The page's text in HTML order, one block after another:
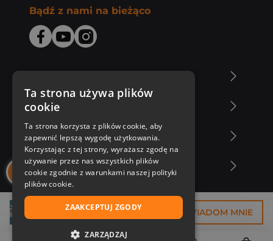
16,88 zł POWIADOM MNIE
Bądź z nami na bieżąco
Zakupy u nas
Nasza oferta
Nasi autorzy
Ta strona używa plików
cookie
Ta strona korzysta z plików cookie, aby
zapewnić lepszą wygodę użytkowania.
Korzystając z tej strony, wyrażasz zgodę na
używanie przez nas wszystkich plików
cookie zgodnie z warunkami naszej polityki
plików cookie.
ZAAKCEPTUJ ZGODY
ZARZĄDZAJ